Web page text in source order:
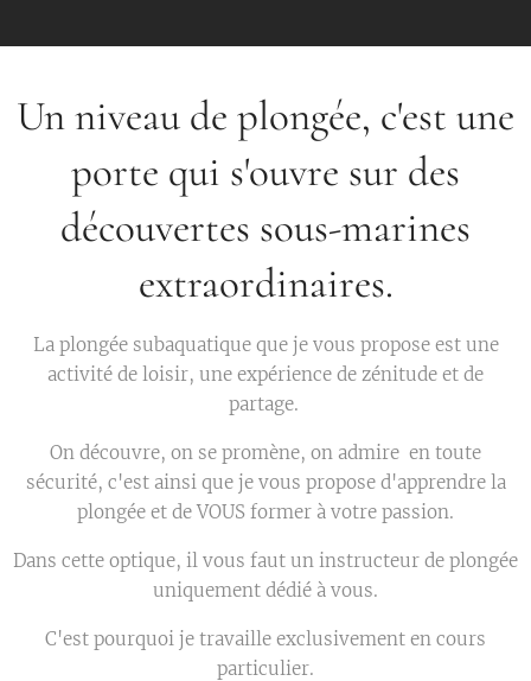
Un niveau de plongée, c'est une
porte qui s'ouvre sur des
découvertes sous-marines
extraordinaires.
La plongée subaquatique que je vous propose est une
activité de loisir, une expérience de zénitude et de
partage.
On découvre, on se promène, on admire en toute
sécurité, c'est ainsi que je vous propose d'apprendre la
plongée et de VOUS former à votre passion.
Dans cette optique, il vous faut un instructeur de plongée
uniquement dédié à vous.
C'est pourquoi je travaille exclusivement en cours
particulier.